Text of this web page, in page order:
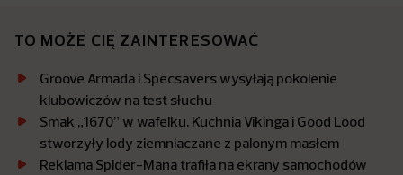
TO MOŻE CIĘ ZAINTERESOWAĆ
Groove Armada i Specsavers wysyłają pokolenie
klubowiczów na test słuchu
Smak „1670” w wafelku. Kuchnia Vikinga i Good Lood
stworzyły lody ziemniaczane z palonym masłem
Reklama Spider-Mana trafiła na ekrany samochodów